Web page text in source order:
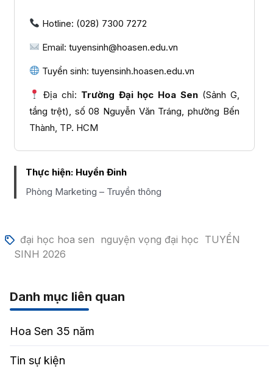
Hotline: (028) 7300 7272
Email: tuyensinh@hoasen.edu.vn
Tuyển sinh: tuyensinh.hoasen.edu.vn
Địa chỉ: Trường Đại học Hoa Sen(Sảnh G,
tầng trệt), số 08 Nguyễn Văn Tráng, phường Bến
Thành, TP. HCM
Thực hiện: Huyền Đinh
Phòng Marketing – Truyền thông
đại học hoa sen nguyện vọng đại học TUYỂN
SINH 2026
Danh mục liên quan
Hoa Sen 35 năm
Tin sự kiện